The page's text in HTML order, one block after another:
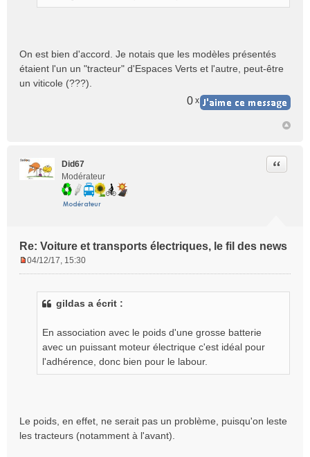
On est bien d'accord. Je notais que les modèles présentés
étaient l'un un "tracteur" d'Espaces Verts et l'autre, peut-être
un viticole (???).
0 x
Did67
Modérateur
Re: Voiture et transports électriques, le fil des news
Citer
04/12/17, 15:30
gildas a écrit :
En association avec le poids d'une grosse batterie
avec un puissant moteur électrique c'est idéal pour
l'adhérence, donc bien pour le labour.
Le poids, en effet, ne serait pas un problème, puisqu'on leste
les tracteurs (notamment à l'avant).